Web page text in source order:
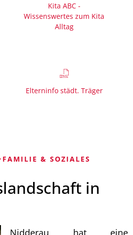
Kita ABC -
Wissenswertes zum Kita
Alltag
Elterninfo städt. Träger
FAMILIE & SOZIALES
in
Nidderau hat eine